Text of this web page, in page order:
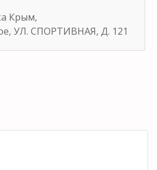
Крым,
УЛ. СПОРТИВНАЯ, Д. 121